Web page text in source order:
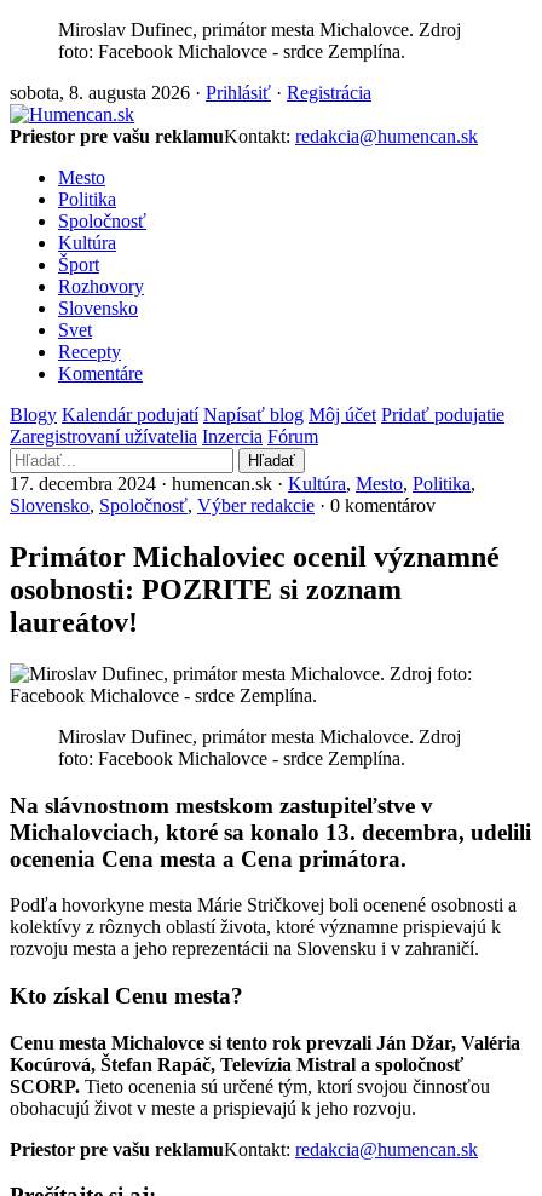
Miroslav Dufinec, primátor mesta Michalovce. Zdroj
foto: Facebook Michalovce - srdce Zemplína.
sobota, 8. augusta 2026 · Prihlásiť · Registrácia
Priestor pre vašu reklamuKontakt: redakcia@humencan.sk
Mesto
Politika
Spoločnosť
Kultúra
Šport
Rozhovory
Slovensko
Svet
Recepty
Komentáre
Blogy Kalendár podujatí Napísať blog Môj účet Pridať podujatie
Zaregistrovaní užívatelia Inzercia Fórum
Hľadať
17. decembra 2024 · humencan.sk · Kultúra, Mesto, Politika,
Slovensko, Spoločnosť, Výber redakcie · 0 komentárov
Primátor Michaloviec ocenil významné
osobnosti: POZRITE si zoznam
laureátov!
Miroslav Dufinec, primátor mesta Michalovce. Zdroj
foto: Facebook Michalovce - srdce Zemplína.
Na slávnostnom mestskom zastupiteľstve v
Michalovciach, ktoré sa konalo 13. decembra, udelili
ocenenia Cena mesta a Cena primátora.
Podľa hovorkyne mesta Márie Stričkovej boli ocenené osobnosti a
kolektívy z rôznych oblastí života, ktoré významne prispievajú k
rozvoju mesta a jeho reprezentácii na Slovensku i v zahraničí.
Kto získal Cenu mesta?
Cenu mesta Michalovce si tento rok prevzali Ján Džar, Valéria
Kocúrová, Štefan Rapáč, Televízia Mistral a spoločnosť
SCORP. Tieto ocenenia sú určené tým, ktorí svojou činnosťou
obohacujú život v meste a prispievajú k jeho rozvoju.
Priestor pre vašu reklamuKontakt: redakcia@humencan.sk